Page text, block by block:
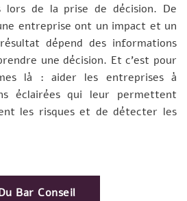
lors de la prise de décision. De
entreprise ont un impact et un
dépend des informations
une décision. Et c’est pour
là : aider les entreprises à
éclairées qui leur permettent
les risques et de détecter les
Bar Conseil